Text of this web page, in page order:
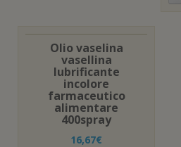
Olio vaselina
vasellina
lubrificante
incolore
farmaceutico
alimentare
400spray
16,67€